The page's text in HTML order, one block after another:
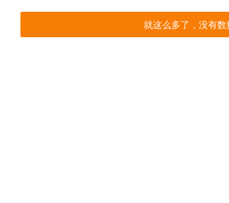
就这么多了，没有数